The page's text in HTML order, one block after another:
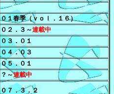
０１春季（ｖｏｌ．１６）
０２．３～連載中
０３．０１
０４．０３
０５．０１
？～連載中
０７．３．２